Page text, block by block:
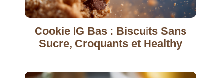
Cookie IG Bas : Biscuits Sans
Sucre, Croquants et Healthy